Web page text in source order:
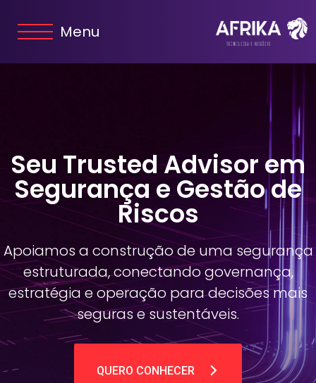
Menu
Seu Trusted Advisor em
Segurança e Gestão de
Riscos
Apoiamos a construção de uma segurança
estruturada, conectando governança,
estratégia e operação para decisões mais
seguras e sustentáveis.
QUERO CONHECER